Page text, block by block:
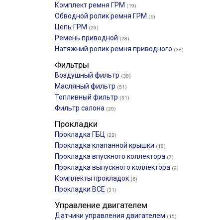
Комплект ремня ГРМ (19)
Обводной ролик ремня ГРМ (6)
Цепь ГРМ (29)
Ремень приводной (28)
Натяжний ролик ремня приводного (38)
Фильтры
Воздушный фильтр (38)
Масляный фильтр (51)
Топливный фильтр (51)
Фильтр салона (20)
Прокладки
Прокладка ГБЦ (22)
Прокладка клапанной крышки (18)
Прокладка впускного коллектора (7)
Прокладка выпускного коллектора (9)
Комплекты прокладок (6)
Прокладки ВСЕ (31)
Управление двигателем
Датчики управления двигателем (15)